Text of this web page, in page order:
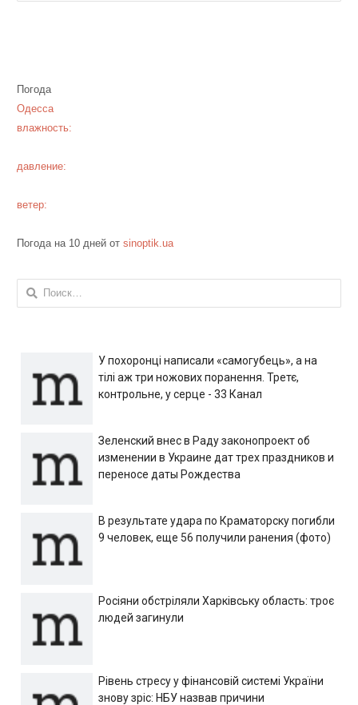
Погода
Одесса
влажность:
давление:
ветер:
Погода на 10 дней от sinoptik.ua
Найти:
У похоронці написали «самогубець», а на
тілі аж три ножових поранення. Третє,
контрольне, у серце - 33 Канал
Зеленский внес в Раду законопроект об
изменении в Украине дат трех праздников и
переносе даты Рождества
В результате удара по Краматорску погибли
9 человек, еще 56 получили ранения (фото)
Росіяни обстріляли Харківську область: троє
людей загинули
Рівень стресу у фінансовій системі України
знову зріс: НБУ назвав причини